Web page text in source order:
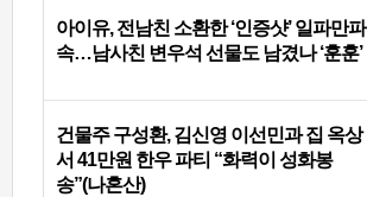
아이유, 전남친 소환한 ‘인증샷’ 일파만파
속…남사친 변우석 선물도 남겼나 ‘훈훈’
건물주 구성환, 김신영 이선민과 집 옥상
서 41만원 한우 파티 “화력이 성화봉
송”(나혼산)